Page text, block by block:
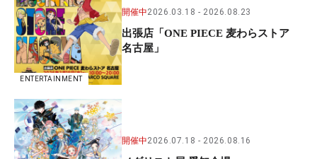
ENTERTAINMENT
開催中2026.03.18 2026.08.23
出張店「ONE PIECE 麦わらストア
名古屋」
開催中2026.07.18 2026.08.16